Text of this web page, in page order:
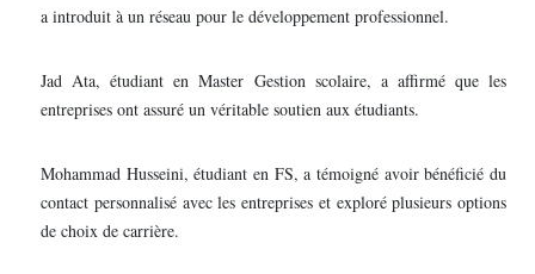
a introduit à un réseau pour le développement professionnel.
Jad Ata, étudiant en Master Gestion scolaire, a affirmé que les
entreprises ont assuré un véritable soutien aux étudiants.
Mohammad Husseini, étudiant en FS, a témoigné avoir bénéficié du
contact personnalisé avec les entreprises et exploré plusieurs options
de choix de carrière.